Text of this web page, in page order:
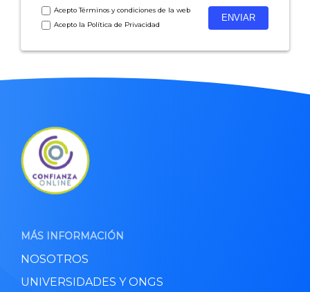
AceptoTérminos y condicionesde la web
Acepto la Política de Privacidad
MÁS INFORMACIÓN
NOSOTROS
UNIVERSIDADES Y ONGS